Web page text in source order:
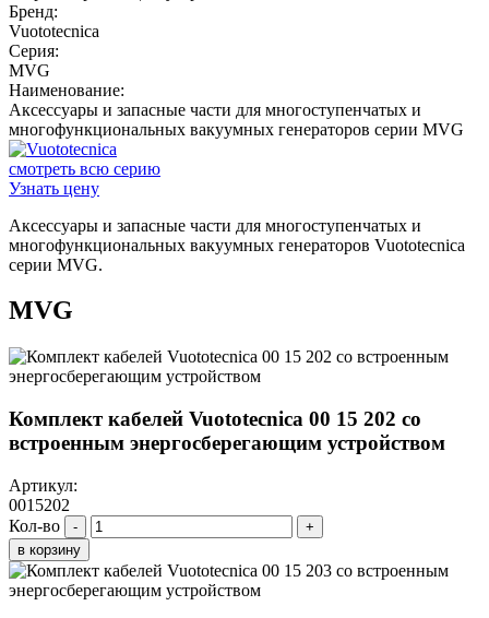
Бренд:
Vuototecnica
Серия:
MVG
Наименование:
Аксессуары и запасные части для многоступенчатых и
многофункциональных вакуумных генераторов серии MVG
смотреть всю серию
Узнать цену
Аксессуары и запасные части для многоступенчатых и
многофункциональных вакуумных генераторов Vuototecnica
серии MVG.
MVG
Комплект кабелей Vuototecnica 00 15 202 со
встроенным энергосберегающим устройством
Артикул:
0015202
Кол-во
-
+
в корзину